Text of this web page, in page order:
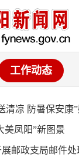
工作动态
清凉 防暑保安康
美凤阳”新图景